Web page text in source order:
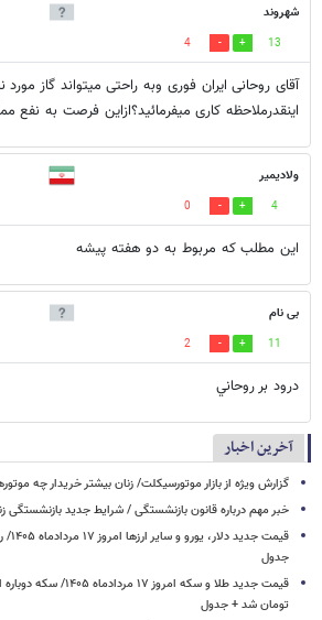
شهروند
13
4
آقای روحانی ایران فوری وبه راحتی میتواند گاز مورد
اینقدرملاحظه کاری میفرمائید؟ازاین فرصت به نفع
ولاديمير
4
0
اين مطلب که مربوط به دو هفته پيشه
بی نام
11
2
درود بر روحاني
آخرین اخبار
گزارش ویژه از بازار موتورسیکلت/ زنان بیشتر خریدار چه
خبر مهم درباره قانون بازنشستگی / شرایط جدید
جدول
تومان شد + جدول